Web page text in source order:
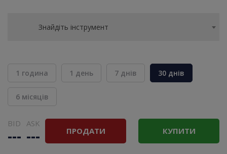
Знайдіть інструмент
1 година 1 день 7 днів 30 днів
6 місяців
BID
---
ASK
--- ПРОДАТИ КУПИТИ